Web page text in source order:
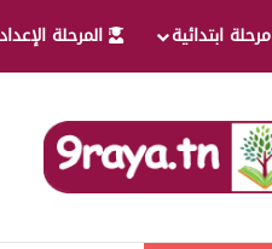
مرحلة ابتدائية المرحلة